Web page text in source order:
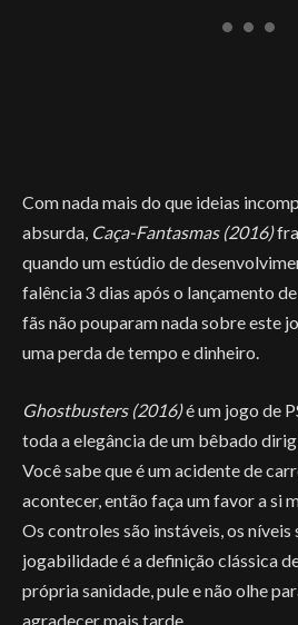
Com nada mais do que ideias
absurda, Caça-Fantasmas (2016)
quando um estúdio de
falência 3 dias após o lançamento
fãs não pouparam nada sobre este
uma perda de tempo e dinheiro.
Ghostbusters (2016)é um jogo de
toda a elegância de um bêbado
Você sabe que é um acidente de
acontecer, então faça um favor a si
Os controles são instáveis, os níveis
jogabilidade é a definição clássica
própria sanidade, pule e não olhe
agradecer mais tarde.